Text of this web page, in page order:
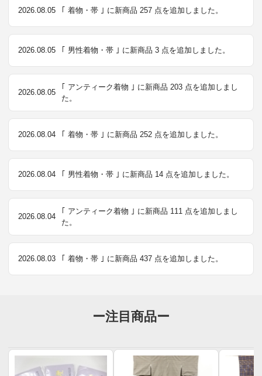
2026.08.05 ｢ 着物・帯 ｣ に新商品 257 点を追加しました。
2026.08.05 ｢ 男性着物・帯 ｣ に新商品 3 点を追加しました。
2026.08.05
｢ アンティーク着物 ｣ に新商品 203 点を追加しまし
た。
2026.08.04 ｢ 着物・帯 ｣ に新商品 252 点を追加しました。
2026.08.04 ｢ 男性着物・帯 ｣ に新商品 14 点を追加しました。
2026.08.04
｢ アンティーク着物 ｣ に新商品 111 点を追加しまし
た。
2026.08.03 ｢ 着物・帯 ｣ に新商品 437 点を追加しました。
ー注目商品ー